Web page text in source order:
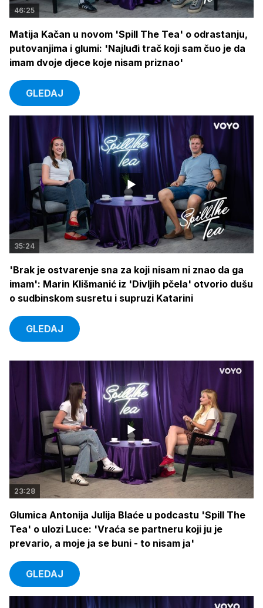
46:25
Matija Kačan u novom 'Spill The Tea' o odrastanju,
putovanjima i glumi: 'Najluđi trač koji sam čuo je da
imam dvoje djece koje nisam priznao'
GLEDAJ
35:24
'Brak je ostvarenje sna za koji nisam ni znao da ga
imam': Marin Klišmanić iz 'Divljih pčela' otvorio dušu
o sudbinskom susretu i supruzi Katarini
GLEDAJ
23:28
Glumica Antonija Julija Blaće u podcastu 'Spill The
Tea' o ulozi Luce: 'Vraća se partneru koji ju je
prevario, a moje ja se buni - to nisam ja'
GLEDAJ